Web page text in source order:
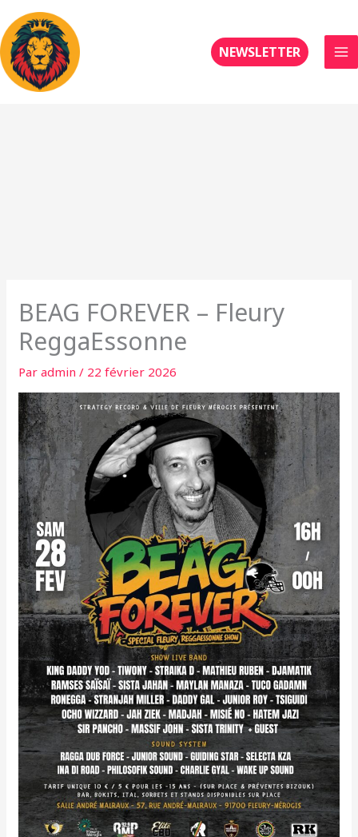
au
contenu
NEWSLETTER
BEAG FOREVER – Fleury
ReggaEssonne
Paradmin/ 22 février 2026